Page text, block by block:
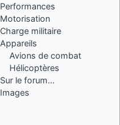
d9pouces il y a 2 mois,
1 semaine: je suis un
avion@,._,+ > lesquels ? je
ne suis pas sûr de
comprendre
d9pouces il y a 2 mois,
1 semaine: ouakamois > si tu
parles du sujet sur l'Armée
Performances
Motorisation
Charge militaire
Appareils
Avions de combat
Hélicoptères
Sur le forum…
Images